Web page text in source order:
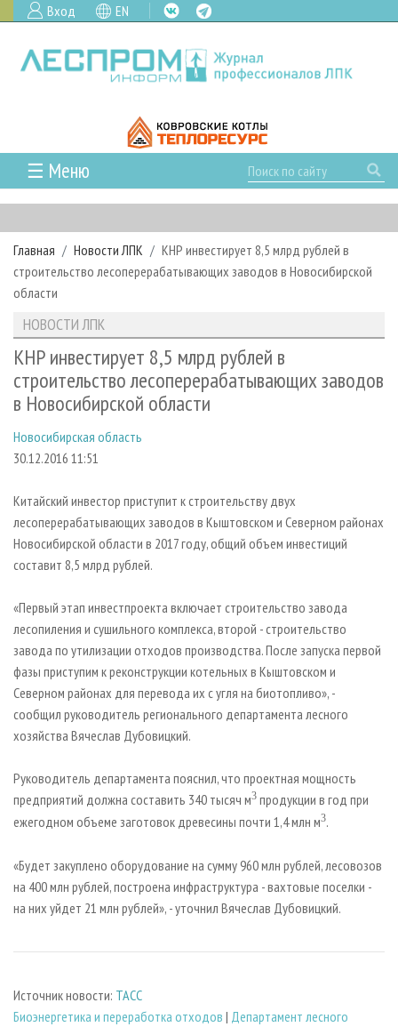
Вход EN
☰ Меню
ГЛАВНАЯ
РУБРИКИ И ТЕМЫ
РУБРИКИ ЖУРНАЛА
ЛЕСНОЕ ХОЗЯЙСТВО
ЛЕСОЗАГОТОВКА
ЛЕСОПИЛЕНИЕ
ДЕРЕВООБРАБОТКА
СУШКА ДРЕВЕСИНЫ
ПРОИЗВОДСТВО ДРЕВЕСНЫХ ПЛИТ
ДЕРЕВЯННОЕ ДОМОСТРОЕНИЕ
ПРОИЗВОДСТВО МЕБЕЛИ
БИОЭНЕРГЕТИКА
ЦБП
НОВОСТИ
КАЛЕНДАРЬ СОБЫТИЙ
НОВОСТИ ЛПК
НОВОСТИ ЖУРНАЛА
НОВОСТИ КОМПАНИЙ
ПРОЕКТЫ ЛПИ
АНАЛИТИКА
ПРЕДПРИЯТИЯ ЛПК
ЛЕСНЫЕ РЕГИОНЫ РОССИИ
ПЕРСОНЫ
МОБИЛЬНЫЕ ВЫСТАВКИ
ПРИОРИТЕТНЫЕ ИНВЕСТПРОЕКТЫ
RUSSIAN FORESTRY REVIEW
ГАЗЕТА ЛЕСПРОМФОРУМ
АРХИВ
АРХИВ ЖУРНАЛОВ
СТАТЬИ
О ЖУРНАЛЕ
ПОДПИСКА
КОНТАКТЫ
РЕКЛАМОДАТЕЛЯМ
РЕКЛАМА
РЕКЛАМА НА САЙТЕ
Главная Новости ЛПК
КНР инвестирует 8,5 млрд рублей в
строительство лесоперерабатывающих заводов в Новосибирской
области
НОВОСТИ ЛПК
КНР инвестирует 8,5 млрд рублей в
строительство лесоперерабатывающих заводов
в Новосибирской области
Новосибирская область
30.12.2016 11:51
Китайский инвестор приступит к строительству двух
лесоперерабатывающих заводов в Кыштовском и Северном районах
Новосибирской области в 2017 году, общий объем инвестиций
составит 8,5 млрд рублей.
«Первый этап инвестпроекта включает строительство завода
лесопиления и сушильного комплекса, второй - строительство
завода по утилизации отходов производства. После запуска первой
фазы приступим к реконструкции котельных в Кыштовском и
Северном районах для перевода их с угля на биотопливо», -
сообщил руководитель регионального департамента лесного
хозяйства Вячеслав Дубовицкий.
Руководитель департамента пояснил, что проектная мощность
предприятий должна составить 340 тысяч м3 продукции в год при
ежегодном объеме заготовок древесины почти 1,4 млн м3.
«Будет закуплено оборудование на сумму 960 млн рублей, лесовозов
на 400 млн рублей, построена инфраструктура - вахтовые поселки -
на них уйдет 21 млн рублей», - уточнил Вячеслав Дубовицкий.
Источник новости: ТАСС
Биoэнергетика и переработка отходов | Департамент лесного